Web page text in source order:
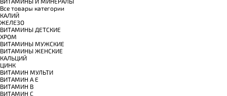
Все товары категории
КАЛИЙ
ЖЕЛЕЗО
ВИТАМИНЫ ДЕТСКИЕ
ХРОМ
ВИТАМИНЫ МУЖСКИЕ
ВИТАМИНЫ ЖЕНСКИЕ
КАЛЬЦИЙ
ЦИНК
ВИТАМИН МУЛЬТИ
ВИТАМИН A E
ВИТАМИН B
ВИТАМИН C